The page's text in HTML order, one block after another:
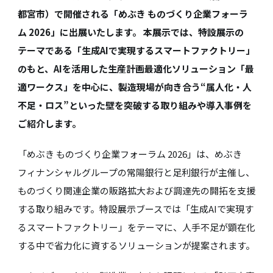
都宮市）で開催される「めぶき ものづくり企業フォーラ
ム 2026」に出展いたします。 本展示では、特設展示の
テーマである「生成AIで実現するスマートファクトリー」
のもと、AIを活用した生産計画最適化ソリューション「最
適ワークス」を中心に、製造現場が向き合う“属人化・人
不足・ロス”といった壁を突破する取り組みや導入事例を
ご紹介します。
「めぶき ものづくり企業フォーラム 2026」は、めぶき
フィナンシャルグループの常陽銀行と足利銀行が主催し、
ものづくり関連企業の販路拡大および調達先の開拓を支援
する取り組みです。特設展示ブースでは「生成AIで実現す
るスマートファクトリー」をテーマに、人手不足が顕在化
する中で省力化に資するソリューションが提案されます。